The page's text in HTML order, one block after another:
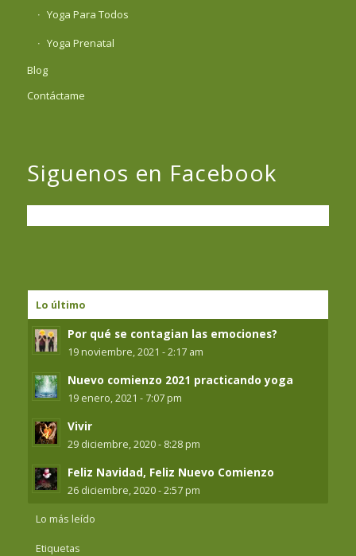
Yoga Para Todos
Yoga Prenatal
Blog
Contáctame
Siguenos en Facebook
Lo último
Por qué se contagian las emociones?
19 noviembre, 2021 - 2:17 am
Nuevo comienzo 2021 practicando yoga
19 enero, 2021 - 7:07 pm
Vivir
29 diciembre, 2020 - 8:28 pm
Feliz Navidad, Feliz Nuevo Comienzo
26 diciembre, 2020 - 2:57 pm
Lo más leído
Etiquetas